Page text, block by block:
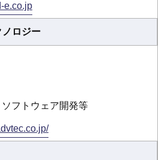
e.co.jp
ノロジー
フトウェア開発等